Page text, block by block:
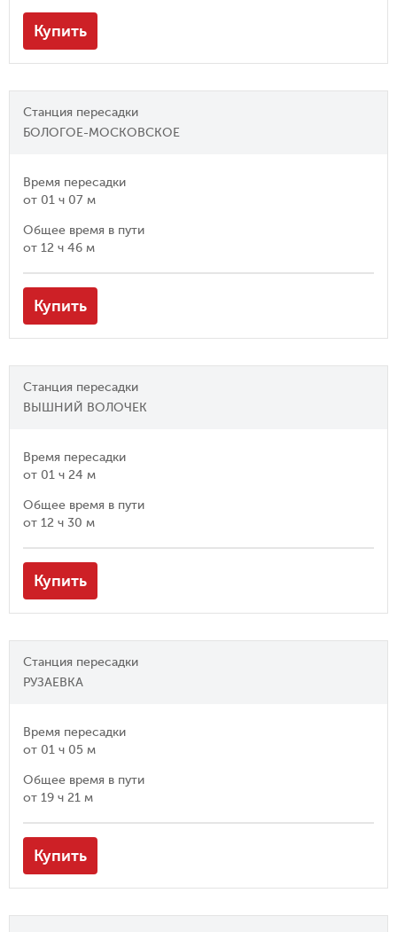
Купить
Станция пересадки
БОЛОГОЕ-МОСКОВСКОЕ
Время пересадки
от 01 ч 07 м
Общее время в пути
от 12 ч 46 м
Купить
Станция пересадки
ВЫШНИЙ ВОЛОЧЕК
Время пересадки
от 01 ч 24 м
Общее время в пути
от 12 ч 30 м
Купить
Станция пересадки
РУЗАЕВКА
Время пересадки
от 01 ч 05 м
Общее время в пути
от 19 ч 21 м
Купить